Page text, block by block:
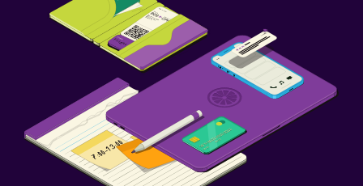
Shopping
Scrivania
Adatti alle famiglie
Babysitter o nursery